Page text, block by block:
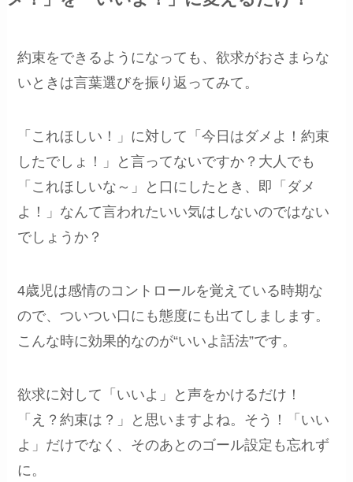
約束をできるようになっても、欲求がおさまらな
いときは言葉選びを振り返ってみて。
「これほしい！」に対して「今日はダメよ！約束
したでしょ！」と言ってないですか？大人でも
「これほしいな～」と口にしたとき、即「ダメ
よ！」なんて言われたいい気はしないのではない
でしょうか？
4歳児は感情のコントロールを覚えている時期な
ので、ついつい口にも態度にも出てしまします。
こんな時に効果的なのが“いいよ話法”です。
欲求に対して「いいよ」と声をかけるだけ！
「え？約束は？」と思いますよね。そう！「いい
よ」だけでなく、そのあとのゴール設定も忘れず
に。